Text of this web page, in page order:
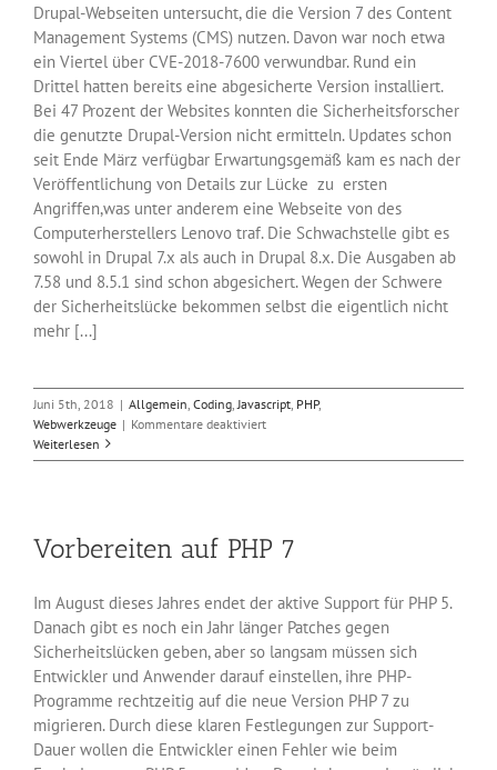
Drupal-Webseiten untersucht, die die Version 7 des Content
Management Systems (CMS) nutzen. Davon war noch etwa
ein Viertel über CVE-2018-7600 verwundbar. Rund ein
Drittel hatten bereits eine abgesicherte Version installiert.
Bei 47 Prozent der Websites konnten die Sicherheitsforscher
die genutzte Drupal-Version nicht ermitteln. Updates schon
seit Ende März verfügbar Erwartungsgemäß kam es nach der
Veröffentlichung von Details zur Lücke zu ersten
Angriffen,was unter anderem eine Webseite von des
Computerherstellers Lenovo traf. Die Schwachstelle gibt es
sowohl in Drupal 7.x als auch in Drupal 8.x. Die Ausgaben ab
7.58 und 8.5.1 sind schon abgesichert. Wegen der Schwere
der Sicherheitslücke bekommen selbst die eigentlich nicht
mehr [...]
Juni 5th, 2018 | Allgemein Coding Javascript PHP,
Webwerkzeuge | Kommentare deaktiviertfür
Drupal-
noch
verwundbar
Weiterlesen
Vorbereiten auf PHP 7
Im August dieses Jahres endet der aktive Support für PHP 5.
Danach gibt es noch ein Jahr länger Patches gegen
Sicherheitslücken geben, aber so langsam müssen sich
Entwickler und Anwender darauf einstellen, ihre PHP-
Programme rechtzeitig auf die neue Version PHP 7 zu
migrieren. Durch diese klaren Festlegungen zur Support-
Dauer wollen die Entwickler einen Fehler wie beim